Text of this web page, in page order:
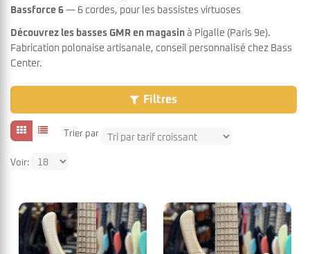
Bassforce 6 — 6 cordes, pour les bassistes virtuoses
Découvrez les basses GMR en magasin à Pigalle (Paris 9e).
Fabrication polonaise artisanale, conseil personnalisé chez Bass
Center.
Filtres
Trier par
Voir: